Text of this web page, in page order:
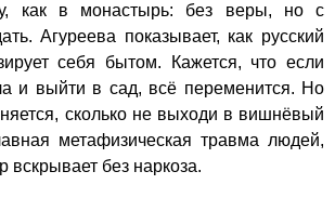
как в монастырь: без веры, но с
Агуреева показывает, как русский
себя бытом. Кажется, что если
и выйти в сад, всё переменится. Но
сколько не выходи в вишнёвый
метафизическая травма людей,
вскрывает без наркоза.